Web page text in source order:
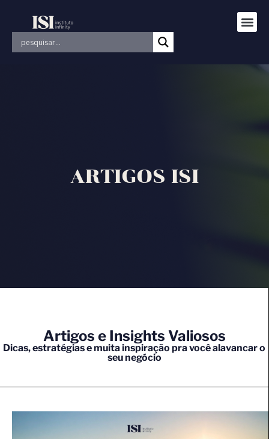
ARTIGOS ISI
Artigos e Insights Valiosos
Dicas, estratégias e muita inspiração pra você alavancar o
seu negócio